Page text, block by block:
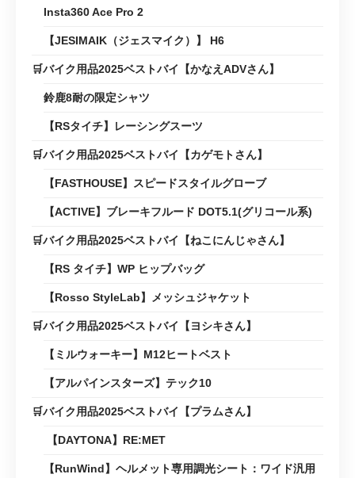
Insta360 Ace Pro 2
【JESIMAIK（ジェスマイク）】 H6
🛒バイク用品2025ベストバイ【かなえADVさん】
鈴鹿8耐の限定シャツ
【RSタイチ】レーシングスーツ
🛒バイク用品2025ベストバイ【カゲモトさん】
【FASTHOUSE】スピードスタイルグローブ
【ACTIVE】ブレーキフルード DOT5.1(グリコール系)
🛒バイク用品2025ベストバイ【ねこにんじゃさん】
【RS タイチ】WP ヒップバッグ
【Rosso StyleLab】メッシュジャケット
🛒バイク用品2025ベストバイ【ヨシキさん】
【ミルウォーキー】M12ヒートベスト
【アルパインスターズ】テック10
🛒バイク用品2025ベストバイ【プラムさん】
【DAYTONA】RE:MET
【RunWind】ヘルメット専用調光シート：ワイド汎用